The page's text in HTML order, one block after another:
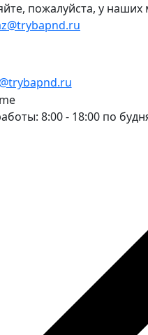
пожалуйста, у
8:00 - 18:00 по